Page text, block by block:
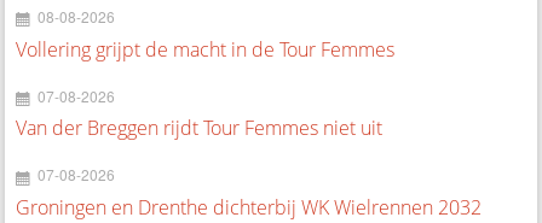
08-08-2026
Vollering grijpt de macht in de Tour Femmes
07-08-2026
Van der Breggen rijdt Tour Femmes niet uit
07-08-2026
Groningen en Drenthe dichterbij WK Wielrennen 2032